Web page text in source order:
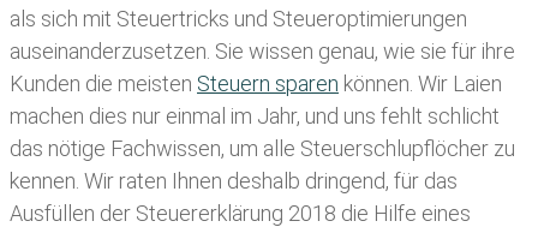
als sich mit Steuertricks und Steueroptimierungen
auseinanderzusetzen. Sie wissen genau, wie sie für ihre
Kunden die meisten Steuern sparen können. Wir Laien
machen dies nur einmal im Jahr, und uns fehlt schlicht
das nötige Fachwissen, um alle Steuerschlupflöcher zu
kennen. Wir raten Ihnen deshalb dringend, für das
Ausfüllen der Steuererklärung 2018 die Hilfe eines